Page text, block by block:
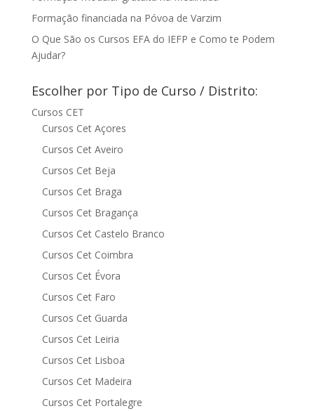
Formação financiada na Póvoa de Varzim
O Que São os Cursos EFA do IEFP e Como te Podem
Ajudar?
Escolher por Tipo de Curso / Distrito:
Cursos CET
Cursos Cet Açores
Cursos Cet Aveiro
Cursos Cet Beja
Cursos Cet Braga
Cursos Cet Bragança
Cursos Cet Castelo Branco
Cursos Cet Coimbra
Cursos Cet Évora
Cursos Cet Faro
Cursos Cet Guarda
Cursos Cet Leiria
Cursos Cet Lisboa
Cursos Cet Madeira
Cursos Cet Portalegre